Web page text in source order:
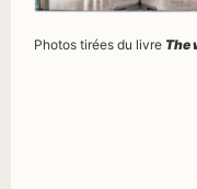
Photos tirées du livre The